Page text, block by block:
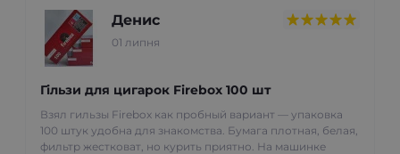
Денис
01 липня
Гільзи для цигарок Firebox 100 шт
Взял гильзы Firebox как пробный вариант — упаковка
100 штук удобна для знакомства. Бумага плотная, белая,
фильтр жестковат, но курить приятно. На машинке